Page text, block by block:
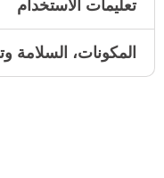
تعليمات الاستخدام
المكونات، السلامة